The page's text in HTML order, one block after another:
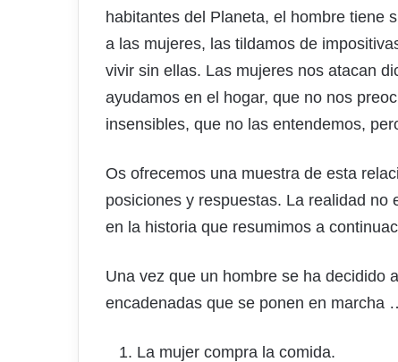
habitantes del Planeta, el hombre tiene
a las mujeres, las tildamos de
vivir sin ellas. Las mujeres nos atacan
ayudamos en el hogar, que no nos
insensibles, que no las entendemos,
Os ofrecemos una muestra de esta
posiciones y respuestas. La realidad
en la historia que resumimos a
Una vez que un hombre se ha decidido
encadenadas que se ponen en marcha
La mujer compra la comida.